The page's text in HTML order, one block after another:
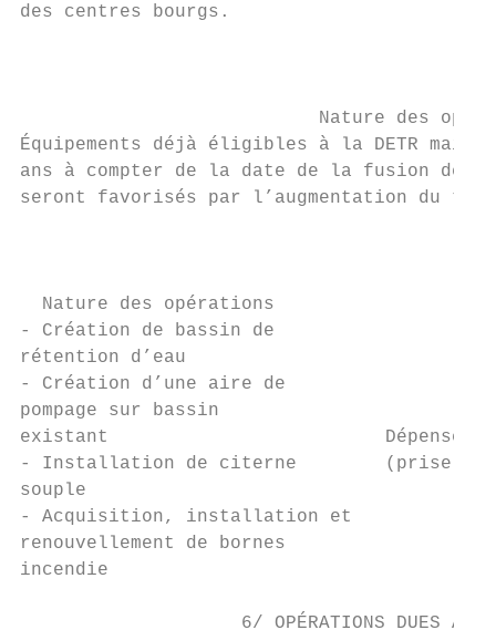
des centres bourgs.
Nature des
Équipements déjà éligibles à la DETR
ans à compter de la date de la fusion des
seront favorisés par l’augmentation du
Nature des opérations
- Création de bassin de
rétention d’eau
- Création d’une aire de
pompage sur bassin
existant                         Dépenses
- Installation de citerne        (prise en
souple
- Acquisition, installation et
renouvellement de bornes
incendie
6/ OPÉRATIONS DUES À